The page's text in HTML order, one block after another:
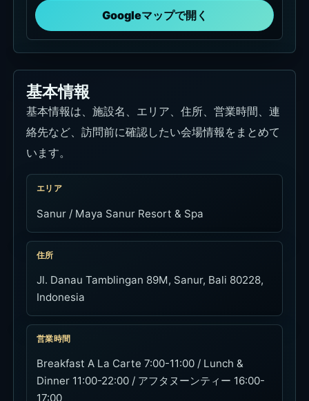
Googleマップで開く
基本情報
基本情報は、施設名、エリア、住所、営業時間、連
絡先など、訪問前に確認したい会場情報をまとめて
います。
エリア
Sanur / Maya Sanur Resort & Spa
住所
Jl. Danau Tamblingan 89M, Sanur, Bali 80228,
Indonesia
営業時間
Breakfast A La Carte 7:00-11:00 / Lunch &
Dinner 11:00-22:00 / アフタヌーンティー 16:00-
17:00